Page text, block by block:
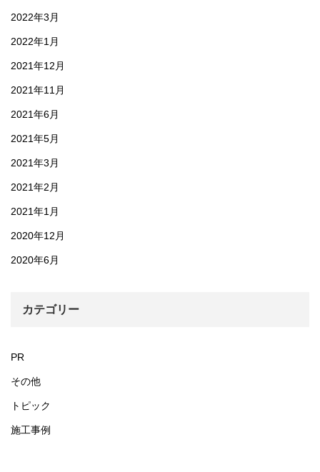
2022年3月
2022年1月
2021年12月
2021年11月
2021年6月
2021年5月
2021年3月
2021年2月
2021年1月
2020年12月
2020年6月
カテゴリー
PR
その他
トピック
施工事例